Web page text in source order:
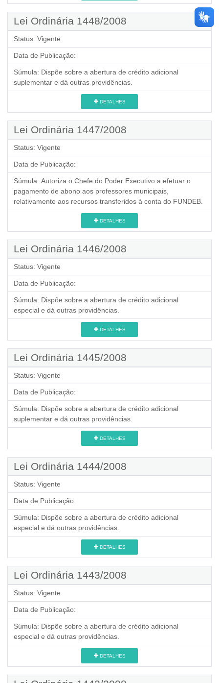
Lei Ordinária 1448/2008
Status: Vigente
Data de Publicação:
Súmula: Dispõe sobre a abertura de crédito adicional
suplementar e dá outras providências.
DETALHES
Lei Ordinária 1447/2008
Status: Vigente
Data de Publicação:
Súmula: Autoriza o Chefe do Poder Executivo a efetuar o
pagamento de abono aos professores municipais,
relativamente aos recursos transferidos à conta do FUNDEB.
DETALHES
Lei Ordinária 1446/2008
Status: Vigente
Data de Publicação:
Súmula: Dispõe sobre a abertura de crédito adicional
especial e dá outras providências.
DETALHES
Lei Ordinária 1445/2008
Status: Vigente
Data de Publicação:
Súmula: Dispõe sobre a abertura de crédito adicional
suplementar e dá outras providências.
DETALHES
Lei Ordinária 1444/2008
Status: Vigente
Data de Publicação:
Súmula: Dispõe sobre a abertura de crédito adicional
especial e dá outras providências.
DETALHES
Lei Ordinária 1443/2008
Status: Vigente
Data de Publicação:
Súmula: Dispõe sobre a abertura de crédito adicional
especial e dá outras providências.
DETALHES